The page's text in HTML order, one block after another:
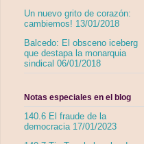
Un nuevo grito de corazón:
cambiemos! 13/01/2018
Balcedo: El obsceno iceberg
que destapa la monarquia
sindical 06/01/2018
Notas especiales en el blog
140.6 El fraude de la
democracia 17/01/2023